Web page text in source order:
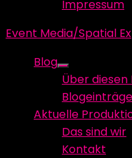
Impressum
Event Media/Spatial
Blog
Show
sub
menu
Über diesen
Blogeinträge
Aktuelle
Das sind wir
Kontakt